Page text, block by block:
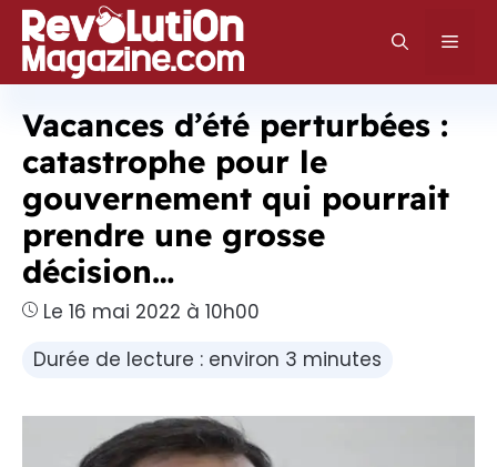
Aller
au
contenu
Vacances d’été perturbées :
catastrophe pour le
gouvernement qui pourrait
prendre une grosse
décision…
Le 16 mai 2022 à 10h00
Durée de lecture : environ 3 minutes